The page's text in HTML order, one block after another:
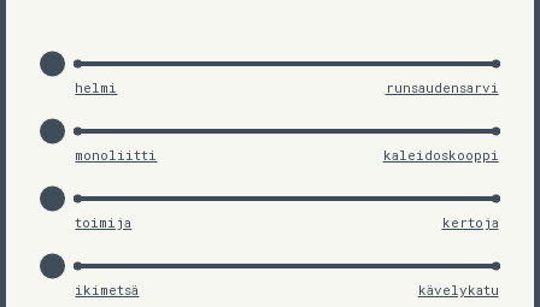
helmi runsaudensarvi
monoliitti kaleidoskooppi
toimija kertoja
ikimetsä kävelykatu